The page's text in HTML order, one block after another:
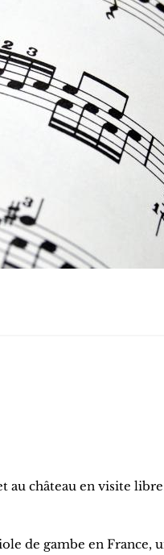
au château en visite
de gambe en France,